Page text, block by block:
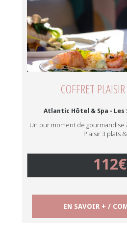
COFFRET
Atlantic Hôtel & Spa - Les
Un pur moment de gourmandise
Plaisir 3 plats
112€
EN SAVOIR + /